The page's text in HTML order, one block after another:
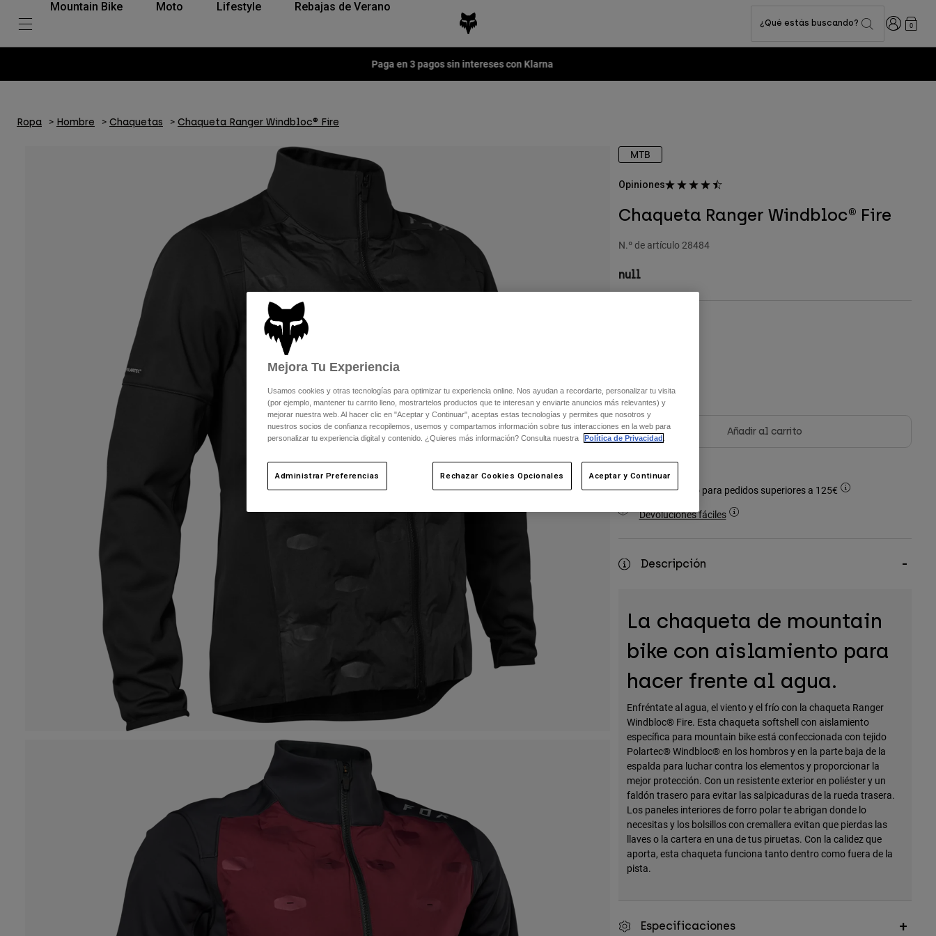
Mountain Bike Moto Lifestyle Rebajas de Verano
¿Qué estás buscando? Iniciar0
Fox LAB Capsule Collection -Comprar ahora
Ropa Hombre Chaquetas Chaqueta Ranger Windbloc® Fire
MTB
Opiniones
Chaqueta Ranger Windbloc® Fire
N.º de artículo 28484
null
Añadir al carrito
Envío gratuito para pedidos superiores a 125€
Devoluciones fáciles
Descripción
La chaqueta de mountain
bike con aislamiento para
hacer frente al agua.
Enfréntate al agua, el viento y el frío con la chaqueta Ranger
Windbloc® Fire. Esta chaqueta softshell con aislamiento
específica para mountain bike está confeccionada con tejido
Polartec® Windbloc® en los hombros y en la parte baja de la
espalda para luchar contra los elementos y proporcionar la
mejor protección. Con un resistente exterior en poliéster y un
faldón trasero para evitar las salpicaduras de la rueda trasera.
Los paneles interiores de forro polar te abrigan donde lo
necesitas y los bolsillos con cremallera evitan que pierdas las
llaves o la cartera en una de tus piruetas. Con la calidez que
aporta, esta chaqueta funciona tanto dentro como fuera de la
pista.
Especificaciones
Mejora Tu Experiencia
Usamos cookies y otras tecnologías para optimizar tu experiencia online. Nos ayudan a recordarte, personalizar tu visita
(por ejemplo, mantener tu carrito lleno, mostrartelos productos que te interesan y enviarte anuncios más relevantes) y
mejorar nuestra web. Al hacer clic en "Aceptar y Continuar", aceptas estas tecnologías y permites que nosotros y
nuestros socios de confianza recopilemos, usemos y compartamos información sobre tus interacciones en la web para
personalizar tu experiencia digital y contenido. ¿Quieres más información? Consulta nuestra
Política de Privacidad
Administrar Preferencias Rechazar Cookies Opcionales Aceptar y Continuar